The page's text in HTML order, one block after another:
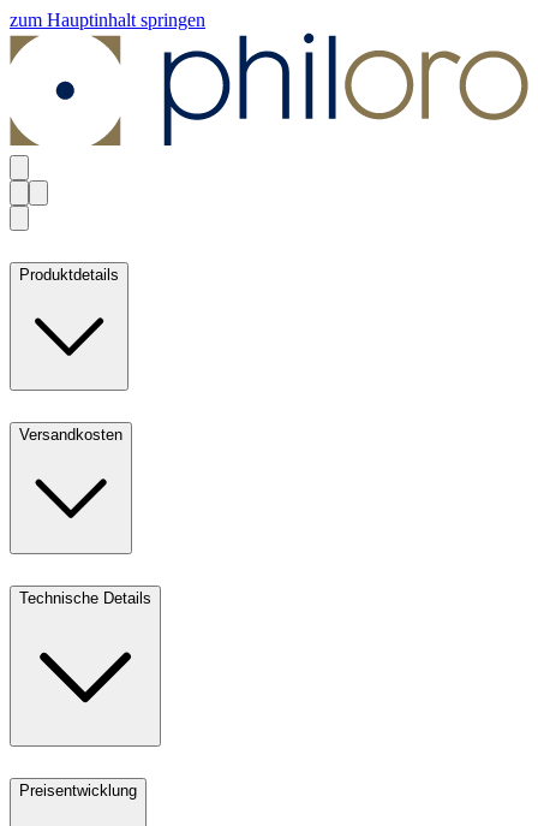
zum Hauptinhalt springen
Produktdetails
Versandkosten
Technische Details
Preisentwicklung